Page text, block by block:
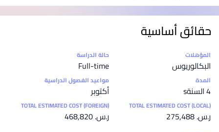
حقائق أساسية
إحصائيات
المؤهلات
البكالوريوس
حالة الدراسة
Full-time
المدة
4 السنةs
مواعيد الفصول الدراسية
أكتوبر
TOTAL ESTIMATED COST (LOCAL)
ر.س.‏ 275,488
TOTAL ESTIMATED COST (FOREIGN)
ر.س.‏ 468,820